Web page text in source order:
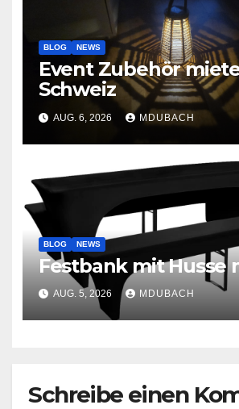
BLOG NEWS
Event Zubehör
Schweiz
AUG. 6, 2026 MDUBACH
BLOG NEWS
Festbank mit Husse
AUG. 5, 2026 MDUBACH
Schreibe einen